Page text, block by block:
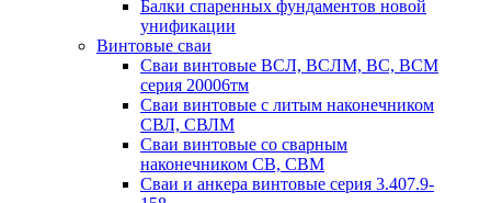
Балки спаренных фундаментов новой
унификации
Винтовые сваи
Сваи винтовые ВСЛ, ВСЛМ, ВС, ВСМ
серия 20006тм
Сваи винтовые с литым наконечником
СВЛ, СВЛМ
Сваи винтовые со сварным
наконечником СВ, СВМ
Сваи и анкера винтовые серия 3.407.9-